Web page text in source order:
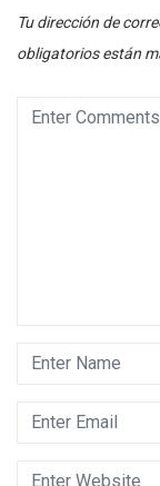
Tu dirección de
obligatorios están